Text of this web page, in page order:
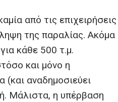
από τις επιχειρήσεις
της παραλίας. Ακόμα
κάθε 500 τ.μ.
και μόνο η
αναδημοσιεύει
Μάλιστα, η υπέρβαση